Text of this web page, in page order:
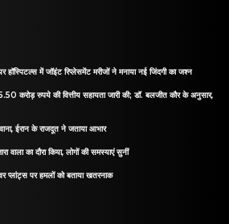
में जॉइंट रिप्लेसमेंट मरीजों ने मनाया नई जिंदगी का जश्न
करोड़ रुपये की वित्तीय सहायता जारी की; डॉ. बलजीत कौर के अनुसार,
ईरान के राजदूत ने जताया आभार
वाला का दौरा किया, लोगों की समस्याएं सुनीं
प्लांट्स पर हमलों को बताया खतरनाक